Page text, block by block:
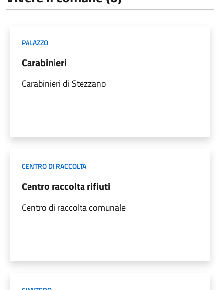
PALAZZO
Carabinieri
Carabinieri di Stezzano
CENTRO DI RACCOLTA
Centro raccolta rifiuti
Centro di raccolta comunale